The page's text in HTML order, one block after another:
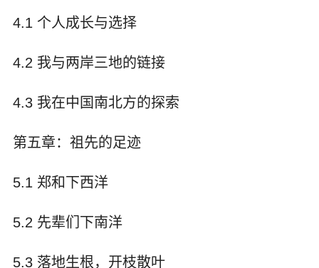
4.1 个人成长与选择
4.2 我与两岸三地的链接
4.3 我在中国南北方的探索
第五章：祖先的足迹
5.1 郑和下西洋
5.2 先辈们下南洋
5.3 落地生根，开枝散叶